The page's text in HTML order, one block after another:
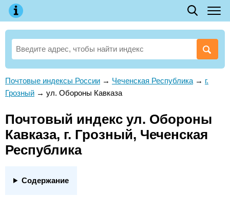
Почтовые индексы России → Чеченская Республика → г.
Грозный → ул. Обороны Кавказа
Почтовый индекс ул. Обороны
Кавказа, г. Грозный, Чеченская
Республика
Содержание